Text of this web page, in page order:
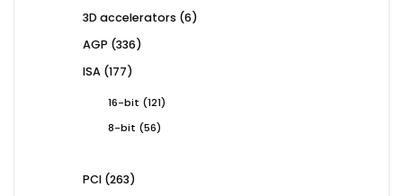
3D accelerators 66
AGP 336336
ISA 177177
16-bit 121121
8-bit
5656
PCI 263263